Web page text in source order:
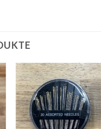
Auf die
Wunschliste